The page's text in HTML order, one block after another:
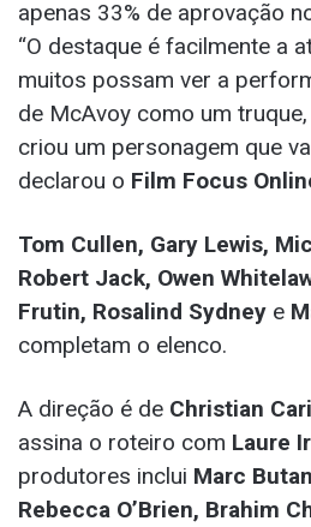
apenas 33% de aprovação
“O destaque é facilmente a
muitos possam ver a
de McAvoy como um
criou um personagem que
declarou o Film Focus
Tom Cullen, Gary Lewis,
Robert Jack, Owen
Frutin, Rosalind Sydney e
completam o elenco.
A direção é de Christian
assina o roteiro com Laure
produtores inclui Marc
Rebecca O’Brien, Brahim